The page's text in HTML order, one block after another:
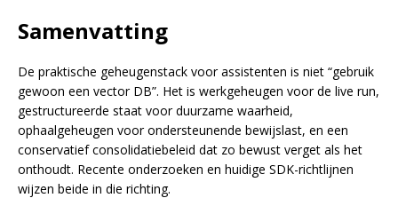
Samenvatting
De praktische geheugenstack voor assistenten is niet “gebruik
gewoon een vector DB”. Het is werkgeheugen voor de live run,
gestructureerde staat voor duurzame waarheid,
ophaalgeheugen voor ondersteunende bewijslast, en een
conservatief consolidatiebeleid dat zo bewust verget als het
onthoudt. Recente onderzoeken en huidige SDK-richtlijnen
wijzen beide in die richting.